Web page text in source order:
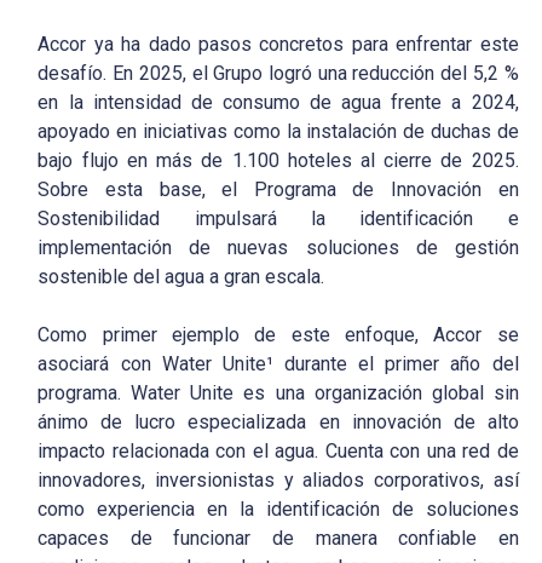
Accor ya ha dado pasos concretos para enfrentar este
desafío. En 2025, el Grupo logró una reducción del 5,2 %
en la intensidad de consumo de agua frente a 2024,
apoyado en iniciativas como la instalación de duchas de
bajo flujo en más de 1.100 hoteles al cierre de 2025.
Sobre esta base, el Programa de Innovación en
Sostenibilidad impulsará la identificación e
implementación de nuevas soluciones de gestión
sostenible del agua a gran escala.
Como primer ejemplo de este enfoque, Accor se
asociará con Water Unite¹ durante el primer año del
programa. Water Unite es una organización global sin
ánimo de lucro especializada en innovación de alto
impacto relacionada con el agua. Cuenta con una red de
innovadores, inversionistas y aliados corporativos, así
como experiencia en la identificación de soluciones
capaces de funcionar de manera confiable en